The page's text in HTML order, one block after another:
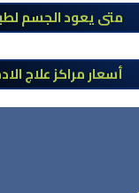
طبي
متى يعود الجسم
أسعار مراكز علاج
تبلغ التكلفة وما